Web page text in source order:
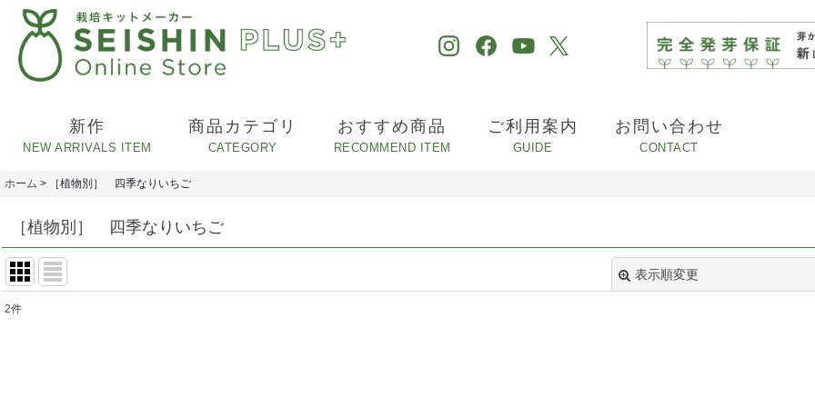
新作 商品カテゴリ おすすめ商品 ご利用案内 お問い合わせ
ホーム > ［植物別］ 四季なりいちご
［植物別］ 四季なりいちご
表示順変更
2件